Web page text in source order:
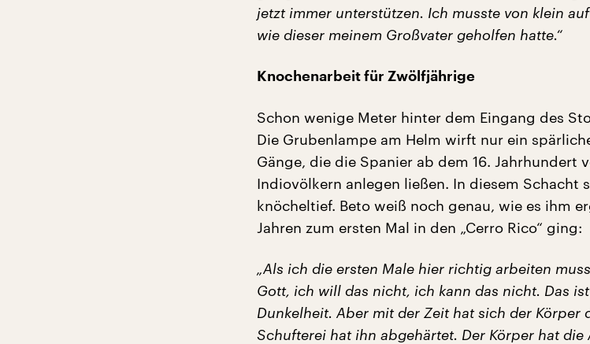
jetzt immer unterstützen. Ich musste von klein
wie dieser meinem Großvater geholfen hatte.“
Knochenarbeit für Zwölfjährige
Schon wenige Meter hinter dem Eingang des
Die Grubenlampe am Helm wirft nur ein
Gänge, die die Spanier ab dem 16. Jahrhundert
Indiovölkern anlegen ließen. In diesem Schacht
knöcheltief. Beto weiß noch genau, wie es ihm
Jahren zum ersten Mal in den „Cerro Rico“ ging:
„Als ich die ersten Male hier richtig arbeiten
Gott, ich will das nicht, ich kann das nicht. Das
Dunkelheit. Aber mit der Zeit hat sich der Körper
Schufterei hat ihn abgehärtet. Der Körper hat